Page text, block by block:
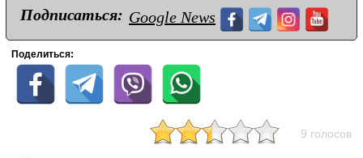
Подписаться: Google News
Поделиться:
9 голосов